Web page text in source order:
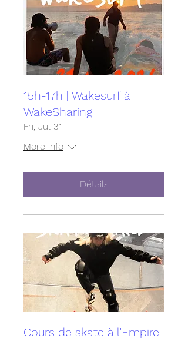
15h-17h | Wakesurf à
WakeSharing
Fri, Jul 31
More info
Détails
Cours de skate à l'Empire